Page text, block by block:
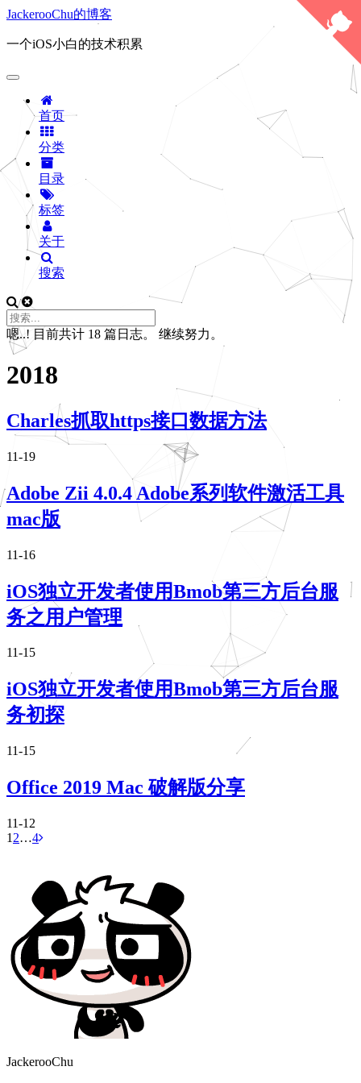
JackerooChu的博客
一个iOS小白的技术积累
首页
分类
目录
标签
关于
搜索
嗯..! 目前共计 18 篇日志。 继续努力。
2018
Charles抓取https接口数据方法
11-19
Adobe Zii 4.0.4 Adobe系列软件激活工具
mac版
11-16
iOS独立开发者使用Bmob第三方后台服
务之用户管理
11-15
iOS独立开发者使用Bmob第三方后台服
务初探
11-15
Office 2019 Mac 破解版分享
11-12
1 2…4
JackerooChu